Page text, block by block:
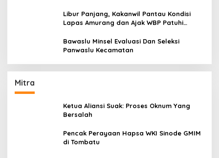
Libur Panjang, Kakanwil Pantau Kondisi
Lapas Amurang dan Ajak WBP Patuhi
Bawaslu Minsel Evaluasi Dan Seleksi
Panwaslu Kecamatan
Mitra
Ketua Aliansi Suak: Proses Oknum Yang
Bersalah
Pencak Perayaan Hapsa WKI Sinode GMIM
di Tombatu